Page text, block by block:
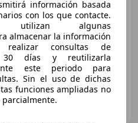
Súperoferta
Gasolina 49 kW (67 CV)
información basada
con los que contacte.
utilizan algunas
almacenar la información
consultas de
30 días y reutilizarla
este periodo para
Sin el uso de dichas
funciones ampliadas no